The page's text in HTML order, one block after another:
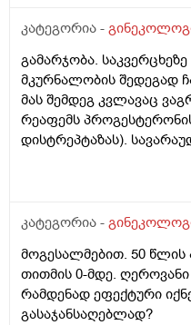
იყოს?
კატეგორია -
გამარჯობა.
მკურნალობის შედეგად
მას შემდეგ კვლავაც
რეაფემს
დისტრეპტაზას).
ვიზიტი) მსურს
კეთდება და ვიბრაციის
მაინტერესებს, მუცლის
პროცედურა?
კატეგორია -
მოგესალმებით. 50
თითმის 0-მდე.
რამდენად ეფექტური
გასაჯანსაღებლად?